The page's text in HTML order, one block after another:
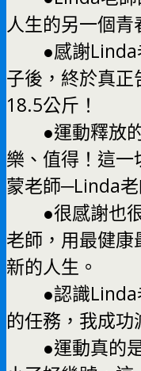
人生的另一個青
●感謝Linda
子後，終於真
18.5公斤！
●運動釋放的
樂、值得！這
蒙老師─Linda
●很感謝也很
老師，用最健
新的人生。
●認識Linda
的任務，我成功
●運動真的是